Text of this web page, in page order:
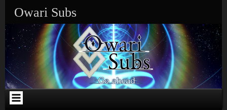
2
2
3
2
2
2
COMMENTS-
2
Owari Subs